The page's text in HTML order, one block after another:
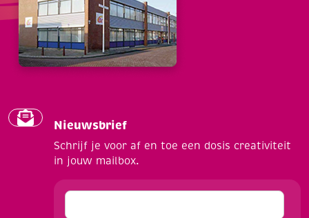
Nieuwsbrief
Schrijf je voor af en toe een dosis creativiteit
in jouw mailbox.